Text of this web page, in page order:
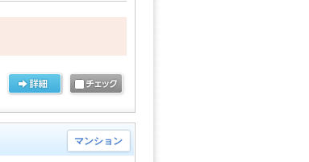
マンション